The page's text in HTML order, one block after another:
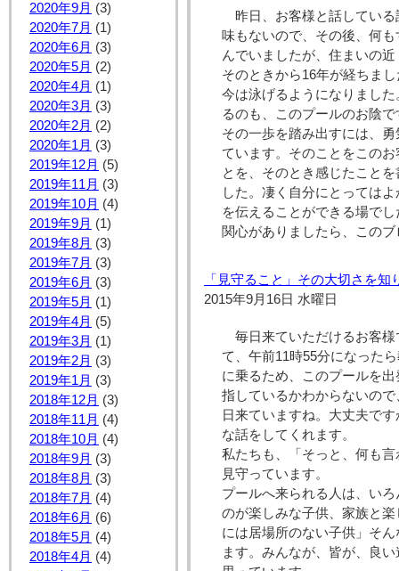
2020年9月 (3)
2020年7月 (1)
2020年6月 (3)
2020年5月 (2)
2020年4月 (1)
2020年3月 (3)
2020年2月 (2)
2020年1月 (3)
2019年12月 (5)
2019年11月 (3)
2019年10月 (4)
2019年9月 (1)
2019年8月 (3)
2019年7月 (3)
2019年6月 (3)
2019年5月 (1)
2019年4月 (5)
2019年3月 (1)
2019年2月 (3)
2019年1月 (3)
2018年12月 (3)
2018年11月 (4)
2018年10月 (4)
2018年9月 (3)
2018年8月 (3)
2018年7月 (4)
2018年6月 (6)
2018年5月 (4)
2018年4月 (4)
昨日、お客様と話してい
味もないので、その後、何
んでいましたが、住まいの
そのときから16年が経ちま
今は泳げるようになりまし
るのも、このプールのお陰
その一歩を踏み出すには、
ています。そのことをこの
とを、そのとき感じたこと
した。凄く自分にとっては
を伝えることができる場で
関心がありましたら、この
「見守ること」その大切さを知
2015年9月16日 水曜日
毎日来ていただけるお客
て、午前11時55分になった
に乗るため、このプールを
指しているかわからないの
日来ていますね。大丈夫で
な話をしてくれます。
私たちも、「そっと、何も
見守っています。
プールへ来られる人は、い
のが楽しみな子供、家族と
には居場所のない子供」そ
ます。みんなが、皆が、良